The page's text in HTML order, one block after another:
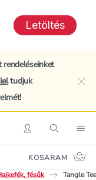
Letöltés
rendeléseinket
tudjuk
BelépésKeresés
KOSARAM
fésűk Tangle